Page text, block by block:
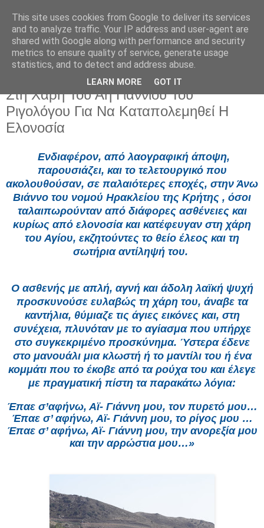
Παρασκευή 29 Αυγούστου 2025
Στη Χάρη Του Αη Γιαννιού Του
Ριγολόγου Για Να Καταπολεμηθεί Η
Ελονοσία
Ενδιαφέρον, από λαογραφική άποψη,
παρουσιάζει, και το τελετουργικό που
ακολουθούσαν, σε παλαιότερες εποχές, στην Άνω
Βιάννο του νομού Ηρακλείου της Κρήτης , όσοι
ταλαιπωρούνταν από διάφορες ασθένειες και
κυρίως από ελονοσία και κατέφευγαν στη χάρη
του Αγίου, εκζητούντες το θείο έλεος και τη
σωτήρια αντίληψή του.
Ο ασθενής με απλή, αγνή και άδολη λαϊκή ψυχή
προσκυνούσε ευλαβώς τη χάρη του, άναβε τα
καντήλια, θύμιαζε τις άγιες εικόνες και, στη
συνέχεια, πλυνόταν με το αγίασμα που υπήρχε
στο συγκεκριμένο προσκύνημα. Ύστερα έδενε
στο μανουάλι μια κλωστή ή το μαντίλι του ή ένα
κομμάτι που το έκοβε από τα ρούχα του και έλεγε
με πραγματική πίστη τα παρακάτω λόγια:
Έπαε σ’αφήνω, Αϊ- Γιάννη μου, τον πυρετό μου…
Έπαε σ’ αφήνω, Αϊ- Γιάννη μου, το ρίγος μου …
Έπαε σ’ αφήνω, Αϊ- Γιάννη μου, την ανορεξία μου
και την αρρώστια μου…»
This site uses cookies from Google to deliver its services
and to analyze traffic. Your IP address and user-agent are
shared with Google along with performance and security
metrics to ensure quality of service, generate usage
statistics, and to detect and address abuse.
LEARN MORE GOT IT